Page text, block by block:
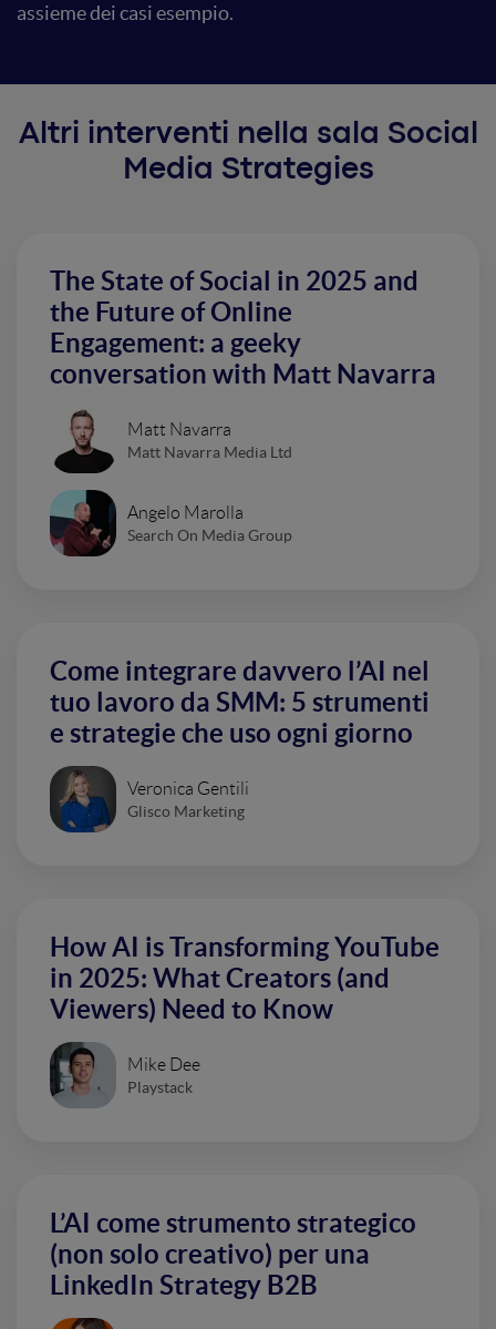
assieme dei casi esempio.
Altri interventi nella sala Social
Media Strategies
The State of Social in 2025 and
the Future of Online
Engagement: a geeky
conversation with Matt Navarra
Matt Navarra
Matt Navarra Media Ltd
Angelo Marolla
Search On Media Group
Come integrare davvero l’AI nel
tuo lavoro da SMM: 5 strumenti
e strategie che uso ogni giorno
Veronica Gentili
Glisco Marketing
How AI is Transforming YouTube
in 2025: What Creators (and
Viewers) Need to Know
Mike Dee
Playstack
L’AI come strumento strategico
(non solo creativo) per una
LinkedIn Strategy B2B